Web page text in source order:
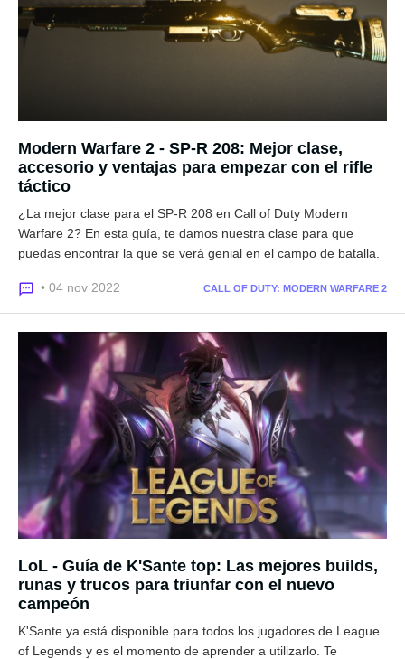
Modern Warfare 2 - SP-R 208: Mejor clase,
accesorio y ventajas para empezar con el rifle
táctico
¿La mejor clase para el SP-R 208 en Call of Duty Modern
Warfare 2? En esta guía, te damos nuestra clase para que
puedas encontrar la que se verá genial en el campo de batalla.
• 04 nov 2022 CALL OF DUTY: MODERN WARFARE 2
LoL - Guía de K'Sante top: Las mejores builds,
runas y trucos para triunfar con el nuevo
campeón
K'Sante ya está disponible para todos los jugadores de League
of Legends y es el momento de aprender a utilizarlo. Te